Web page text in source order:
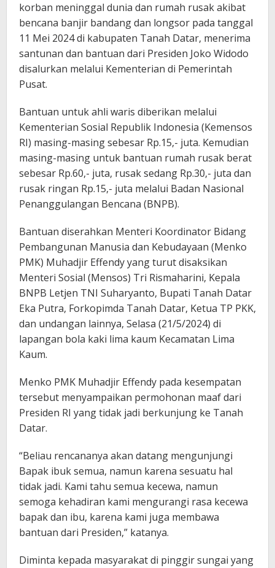
korban meninggal dunia dan rumah rusak akibat
bencana banjir bandang dan longsor pada tanggal
11 Mei 2024 di kabupaten Tanah Datar, menerima
santunan dan bantuan dari Presiden Joko Widodo
disalurkan melalui Kementerian di Pemerintah
Pusat.
Bantuan untuk ahli waris diberikan melalui
Kementerian Sosial Republik Indonesia (Kemensos
RI) masing-masing sebesar Rp.15,- juta. Kemudian
masing-masing untuk bantuan rumah rusak berat
sebesar Rp.60,- juta, rusak sedang Rp.30,- juta dan
rusak ringan Rp.15,- juta melalui Badan Nasional
Penanggulangan Bencana (BNPB).
Bantuan diserahkan Menteri Koordinator Bidang
Pembangunan Manusia dan Kebudayaan (Menko
PMK) Muhadjir Effendy yang turut disaksikan
Menteri Sosial (Mensos) Tri Rismaharini, Kepala
BNPB Letjen TNI Suharyanto, Bupati Tanah Datar
Eka Putra, Forkopimda Tanah Datar, Ketua TP PKK,
dan undangan lainnya, Selasa (21/5/2024) di
lapangan bola kaki lima kaum Kecamatan Lima
Kaum.
Menko PMK Muhadjir Effendy pada kesempatan
tersebut menyampaikan permohonan maaf dari
Presiden RI yang tidak jadi berkunjung ke Tanah
Datar.
“Beliau rencananya akan datang mengunjungi
Bapak ibuk semua, namun karena sesuatu hal
tidak jadi. Kami tahu semua kecewa, namun
semoga kehadiran kami mengurangi rasa kecewa
bapak dan ibu, karena kami juga membawa
bantuan dari Presiden,” katanya.
Diminta kepada masyarakat di pinggir sungai yang